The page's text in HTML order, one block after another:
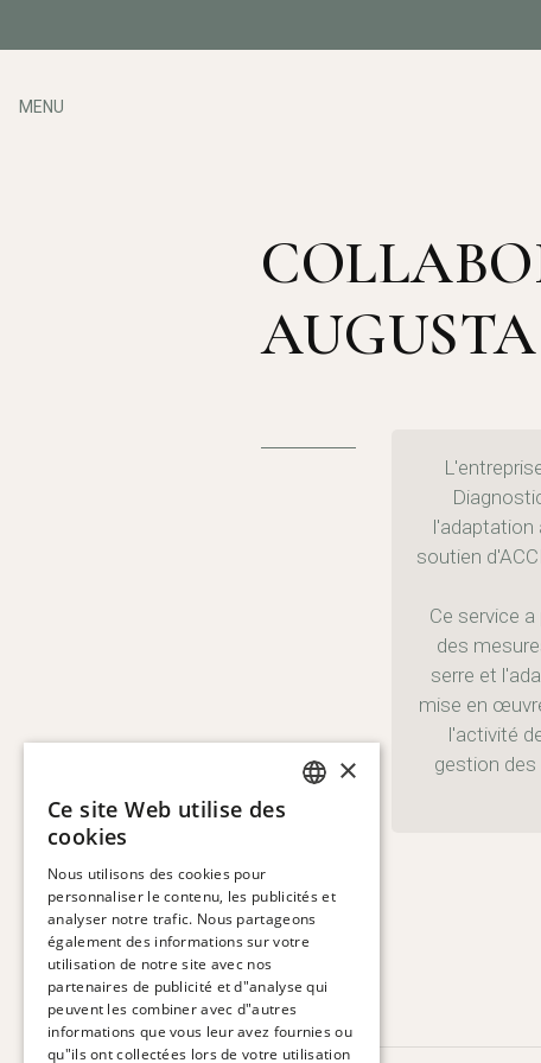
MENU
AUGUSTA
l'adaptation
soutien
Ce service
des
serre et
mise en
l'activité
gestion
CATALAN
FRENCH
GERMAN
×
Ce site Web utilise des
cookies
Nous utilisons des cookies pour
personnaliser le contenu, les publicités et
analyser notre trafic. Nous partageons
également des informations sur votre
utilisation de notre site avec nos
partenaires de publicité et d"analyse qui
peuvent les combiner avec d"autres
informations que vous leur avez fournies ou
qu"ils ont collectées lors de votre utilisation